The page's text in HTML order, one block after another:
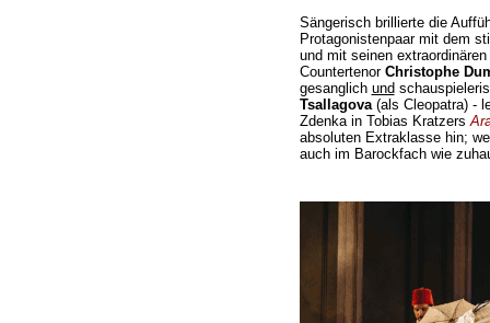
Sängerisch brillierte die
Protagonistenpaar mit dem
und mit seinen
Countertenor Christophe
gesanglich und
Tsallagova(als Cleopatra) -
Zdenka in Tobias Kratzers
absoluten Extraklasse hin;
auch im Barockfach wie